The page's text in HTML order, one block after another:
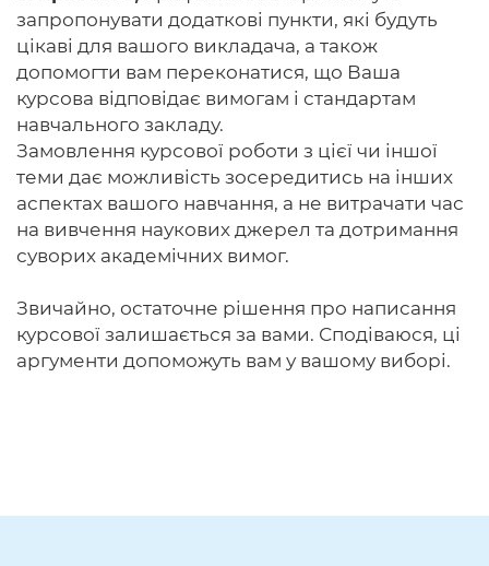
запропонувати додаткові пункти, які будуть
цікаві для вашого викладача, а також
допомогти вам переконатися, що Ваша
курсова відповідає вимогам і стандартам
навчального закладу.
Замовлення курсової роботи з цієї чи іншої
теми дає можливість зосередитись на інших
аспектах вашого навчання, а не витрачати час
на вивчення наукових джерел та дотримання
суворих академічних вимог.
Звичайно, остаточне рішення про написання
курсової залишається за вами. Сподіваюся, ці
аргументи допоможуть вам у вашому виборі.